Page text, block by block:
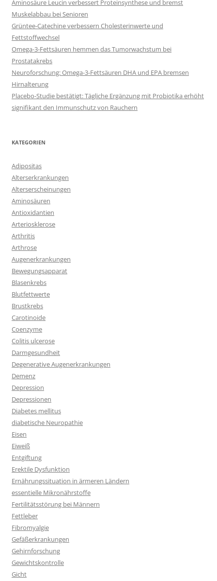
Aminosäure Leucin verbessert Proteinsynthese und bremst
Muskelabbau bei Senioren
Grüntee-Catechine verbessern Cholesterinwerte und
Fettstoffwechsel
Omega-3-Fettsäuren hemmen das Tumorwachstum bei
Prostatakrebs
Neuroforschung: Omega-3-Fettsäuren DHA und EPA bremsen
Hirnalterung
Placebo-Studie bestätigt: Tägliche Ergänzung mit Probiotika erhöht
signifikant den Immunschutz von Rauchern
KATEGORIEN
Adipositas
Alterserkrankungen
Alterserscheinungen
Aminosäuren
Antioxidantien
Arteriosklerose
Arthritis
Arthrose
Augenerkrankungen
Bewegungsapparat
Blasenkrebs
Blutfettwerte
Brustkrebs
Carotinoide
Coenzyme
Colitis ulcerose
Darmgesundheit
Degenerative Augenerkrankungen
Demenz
Depression
Depressionen
Diabetes mellitus
diabetische Neuropathie
Eisen
Eiweiß
Entgiftung
Erektile Dysfunktion
Ernährungssituation in ärmeren Ländern
essentielle Mikronährstoffe
Fertilitätsstörung bei Männern
Fettleber
Fibromyalgie
Gefäßerkrankungen
Gehirnforschung
Gewichtskontrolle
Gicht